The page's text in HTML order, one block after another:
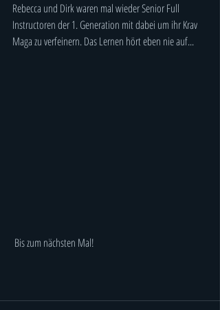
Rebecca und Dirk waren mal wieder Senior Full
Instructoren der 1. Generation mit dabei um ihr Krav
Maga zu verfeinern. Das Lernen hört eben nie auf...
Bis zum nächsten Mal!